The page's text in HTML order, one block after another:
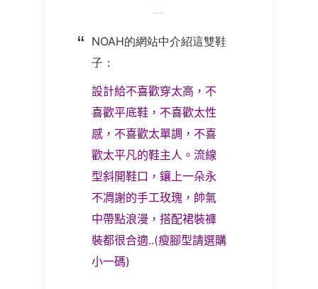
NOAH的網站中介紹這雙鞋
子：
設計給不喜歡穿太高，不
喜歡平底鞋，不喜歡太性
感，不喜歡太單調，不喜
歡太平凡的鞋主人。流線
型斜開鞋口，鑲上一朵永
不凋謝的手工玫瑰，帥氣
中帶點浪漫，搭配裙裝褲
裝都很合適..(瘦腳型請選購
小一碼)